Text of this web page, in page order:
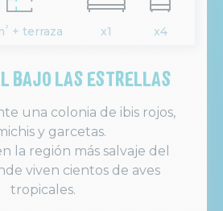
² + terraza x1 x4
BAJO LAS ESTRELLAS
una colonia de ibis rojos,
y garcetas.
la región más salvaje del
viven cientos de aves
tropicales.